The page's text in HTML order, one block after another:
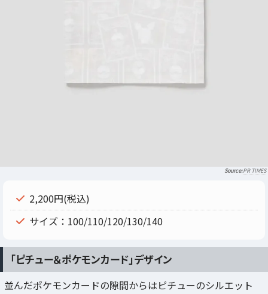
PR TIMES
2,200円(税込)
サイズ：100/110/120/130/140
「ピチュー＆ポケモンカード」デザイン
並んだポケモンカードの隙間からはピチューのシルエット